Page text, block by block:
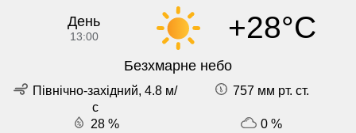
День
13:00 +28°C
Безхмарне небо
Північно-західний, 4.8 м/
с
757 мм рт. ст.
28 % 0 %